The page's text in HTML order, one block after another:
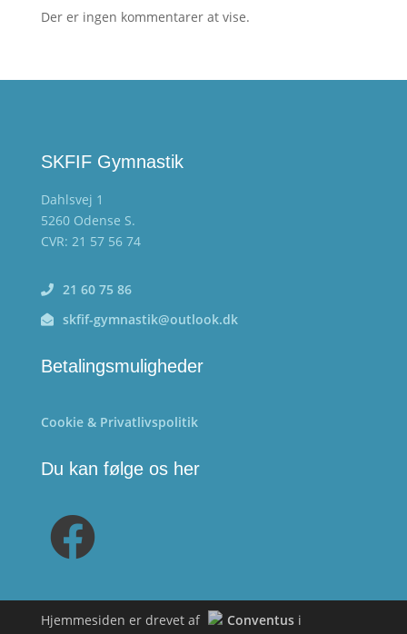
Der er ingen kommentarer at vise.
SKFIF Gymnastik
Dahlsvej 1
5260 Odense S.
CVR: 21 57 56 74
21 60 75 86
skfif-gymnastik@outlook.dk
Betalingsmuligheder
Cookie & Privatlivspolitik
Du kan følge os her
Hjemmesiden er drevet af Conventusi